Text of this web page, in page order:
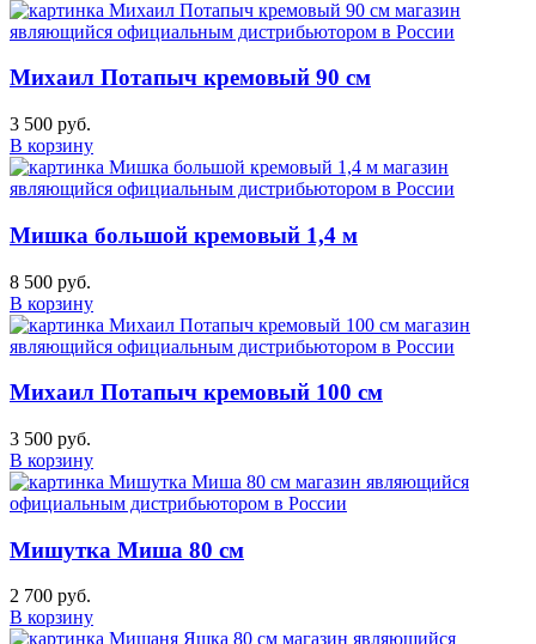
Михаил Потапыч кремовый 90 см
3 500 руб.
В корзину
Мишка большой кремовый 1,4 м
8 500 руб.
В корзину
Михаил Потапыч кремовый 100 см
3 500 руб.
В корзину
Мишутка Миша 80 см
2 700 руб.
В корзину